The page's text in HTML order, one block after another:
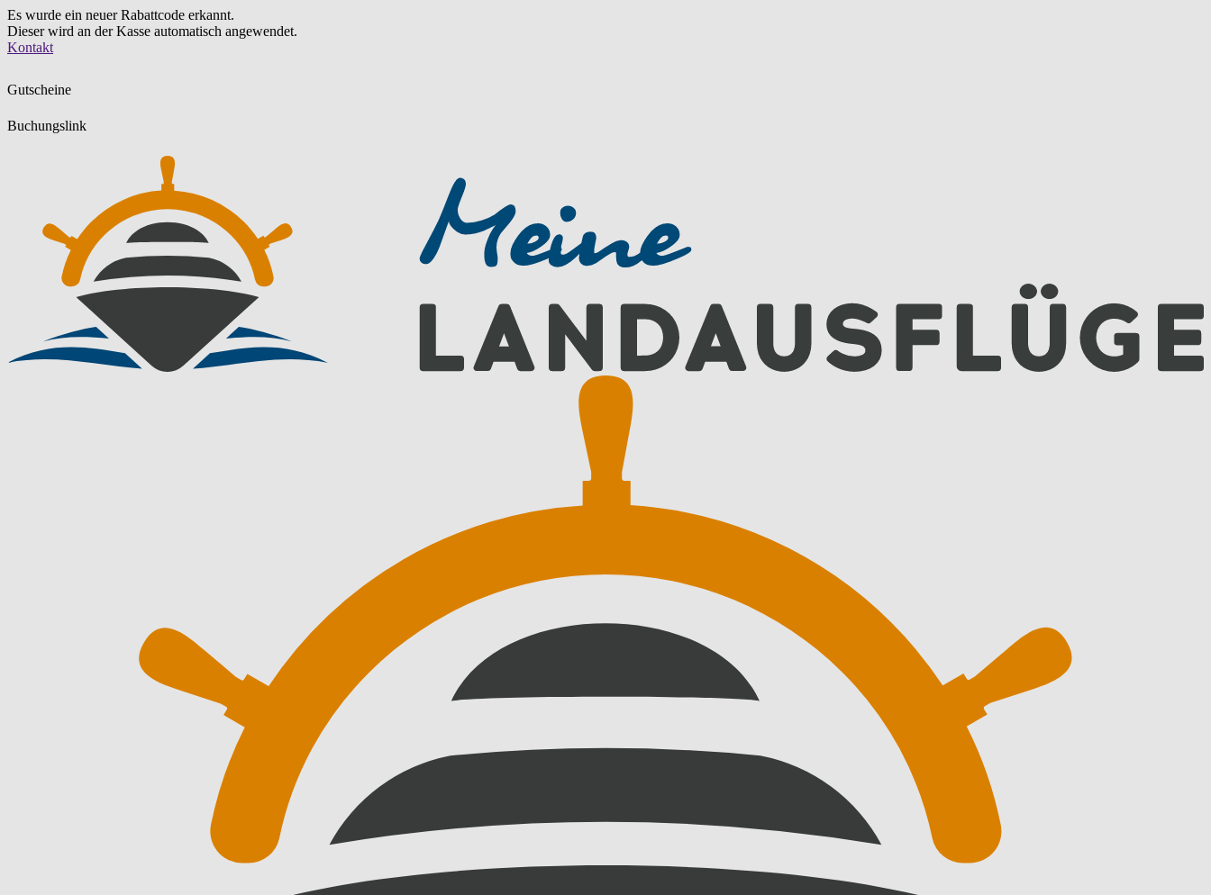
Es wurde ein neuer Rabattcode erkannt.
Dieser wird an der Kasse automatisch angewendet.
Zum
Kontakt
Gutscheine
Buchungslink